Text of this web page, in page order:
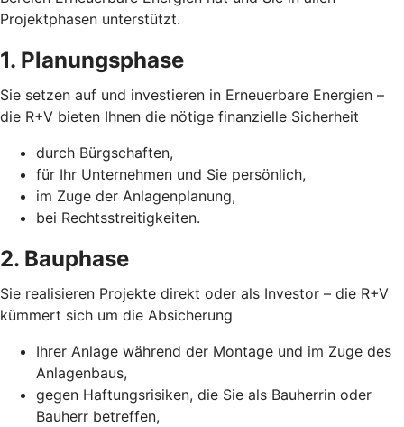
Projektphasen unterstützt.
1. Planungsphase
Sie setzen auf und investieren in Erneuerbare Energien –
die R+V bieten Ihnen die nötige finanzielle Sicherheit
durch Bürgschaften,
für Ihr Unternehmen und Sie persönlich,
im Zuge der Anlagenplanung,
bei Rechtsstreitigkeiten.
2. Bauphase
Sie realisieren Projekte direkt oder als Investor – die R+V
kümmert sich um die Absicherung
Ihrer Anlage während der Montage und im Zuge des
Anlagenbaus,
gegen Haftungsrisiken, die Sie als Bauherrin oder
Bauherr betreffen,